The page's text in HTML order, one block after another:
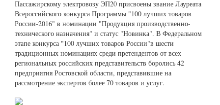
Пассажирскому электровозу ЭП20 присвоены звание Лауреата
Всероссийского конкурса Программы "100 лучших товаров
России-2016" в номинации "Продукция производственно-
технического назначения" и статус "Новинка". В Федеральном
этапе конкурса "100 лучших товаров России"в шести
традиционных номинациях среди претендентов от всех
региональных российских представительств боролись 42
предприятия Ростовской области, представившие на
рассмотрение экспертов более 70 товаров и услуг.